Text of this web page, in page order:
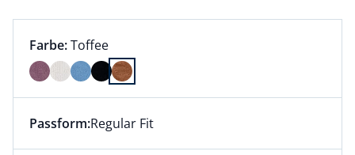
Farbauswahl:
Farbe:aktuell ausgewählt:
Toffee
Farbe Toffee ausgewählt
Dieser Artikel hat die Passform Regular Fit. für
Passform:Regular Fit